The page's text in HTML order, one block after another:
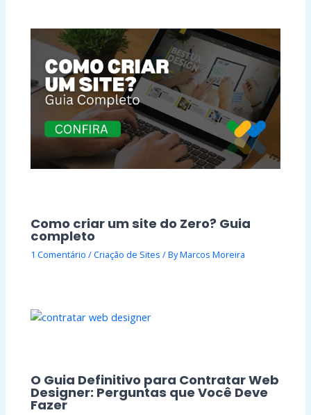
Como criar um site do Zero? Guia
completo
1 Comentário /Criação de Sites / ByMarcos Moreira
O Guia Definitivo para Contratar Web
Designer: Perguntas que Você Deve
Fazer